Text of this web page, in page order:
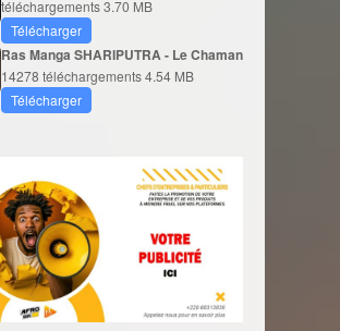
téléchargements3.70 MB
Télécharger
Ras Manga SHARIPUTRA - Le Chaman
14278 téléchargements4.54 MB
Télécharger